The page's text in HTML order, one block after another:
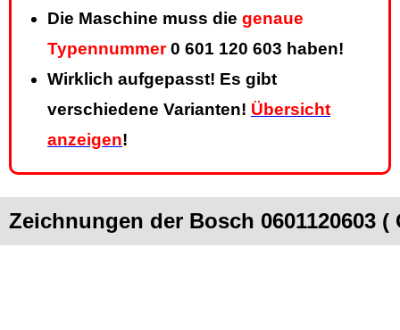
Die Maschine muss die genaue
Typennummer0 601 120 603 haben!
Wirklich aufgepasst! Es gibt
verschiedene Varianten! Übersicht
anzeigen!
Zeichnungen der Bosch 0601120603 (